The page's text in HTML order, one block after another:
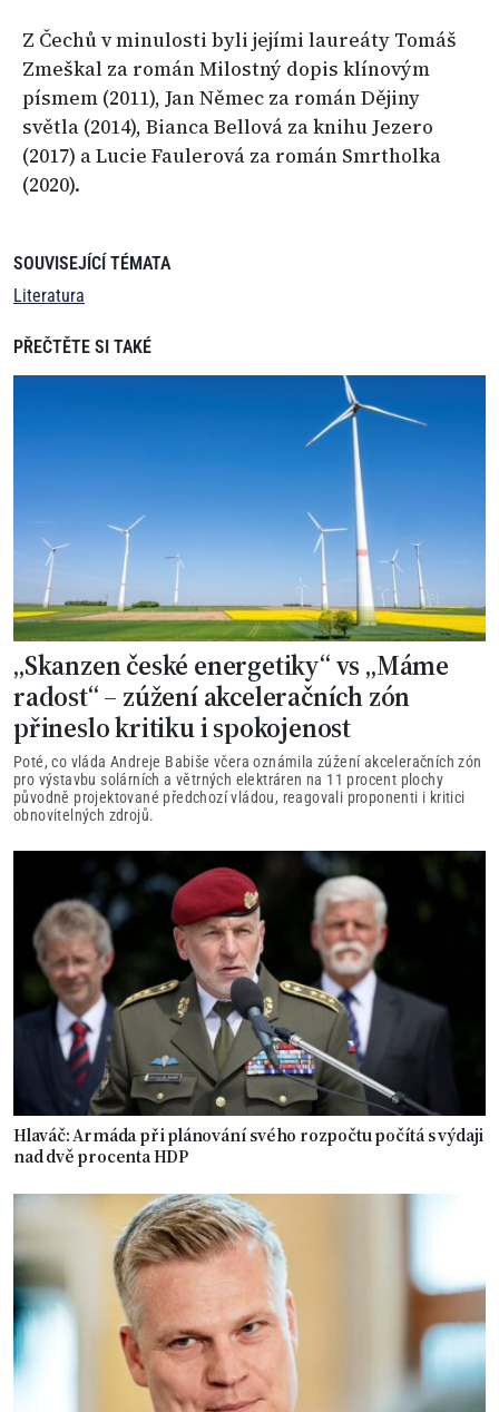
Z Čechů v minulosti byli jejími laureáty Tomáš
Zmeškal za román Milostný dopis klínovým
písmem (2011), Jan Němec za román Dějiny
světla (2014), Bianca Bellová za knihu Jezero
(2017) a Lucie Faulerová za román Smrtholka
(2020).
SOUVISEJÍCÍ TÉMATA
Literatura
PŘEČTĚTE SI TAKÉ
„Skanzen české energetiky“ vs „Máme
radost“ – zúžení akceleračních zón
přineslo kritiku i spokojenost
Poté, co vláda Andreje Babiše včera oznámila zúžení akceleračních zón
pro výstavbu solárních a větrných elektráren na 11 procent plochy
původně projektované předchozí vládou, reagovali proponenti i kritici
obnovitelných zdrojů.
Hlaváč: Armáda při plánování svého rozpočtu počítá s výdaji
nad dvě procenta HDP